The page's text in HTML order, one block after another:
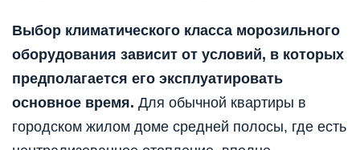
Выбор климатического класса морозильного
оборудования зависит от условий, в которых
предполагается его эксплуатировать
основное время. Для обычной квартиры в
городском жилом доме средней полосы, где есть